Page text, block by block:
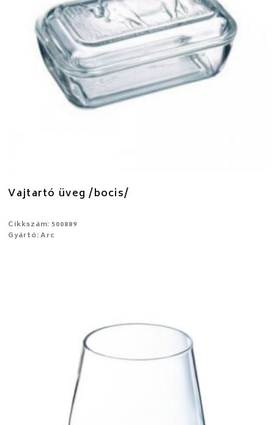
Vajtartó üveg /bocis/
Cikkszám: 500889
Gyártó: Arc